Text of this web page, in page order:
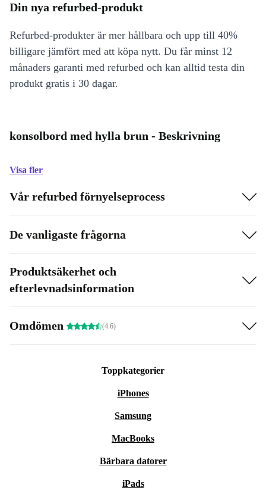
Din nya refurbed-produkt
Refurbed-produkter är mer hållbara och upp till 40%
billigare jämfört med att köpa nytt. Du får minst 12
månaders garanti med refurbed och kan alltid testa din
produkt gratis i 30 dagar.
konsolbord med hylla brun - Beskrivning
Visa fler
Vår refurbed förnyelseprocess
De vanligaste frågorna
Produktsäkerhet och
efterlevnadsinformation
Omdömen (4.6)
Toppkategorier
iPhones
Samsung
MacBooks
Bärbara datorer
iPads